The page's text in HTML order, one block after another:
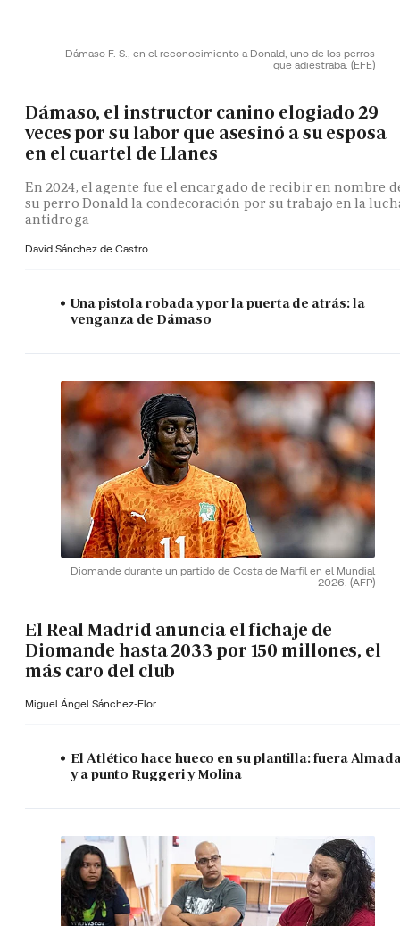
Dámaso F. S., en el reconocimiento a Donald, uno de los perros
que adiestraba. (EFE)
Dámaso, el instructor canino elogiado 29
veces por su labor que asesinó a su esposa
en el cuartel de Llanes
En 2024, el agente fue el encargado de recibir en nombre
su perro Donald la condecoración por su trabajo en la
antidroga
David Sánchez de Castro
Una pistola robada y por la puerta de atrás: la
venganza de Dámaso
Diomande durante un partido de Costa de Marfil en el Mundial
2026. (AFP)
El Real Madrid anuncia el fichaje de
Diomande hasta 2033 por 150 millones, el
más caro del club
Miguel Ángel Sánchez-Flor
El Atlético hace hueco en su plantilla: fuera
y a punto Ruggeri y Molina